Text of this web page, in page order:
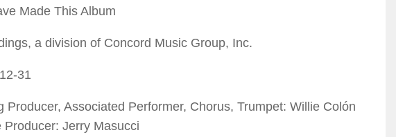
Made This Album
a division of Concord Music Group, Inc.
31
Producer, Associated Performer, Chorus, Trumpet: Willie Colón
Producer: Jerry Masucci